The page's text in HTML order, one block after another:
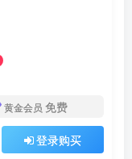
黄金会员 免费
登录购买